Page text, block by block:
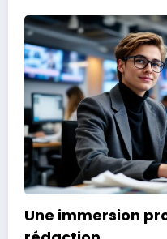
Une immersion